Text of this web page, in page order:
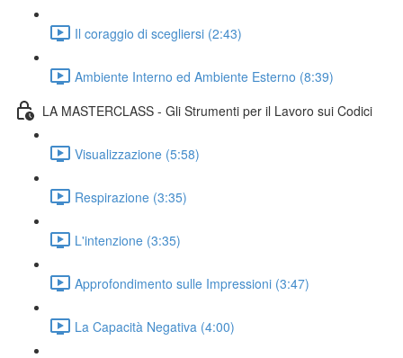
Il coraggio di scegliersi (2:43)
Ambiente Interno ed Ambiente Esterno (8:39)
LA MASTERCLASS - Gli Strumenti per il Lavoro sui Codici
Visualizzazione (5:58)
Respirazione (3:35)
L'intenzione (3:35)
Approfondimento sulle Impressioni (3:47)
La Capacità Negativa (4:00)